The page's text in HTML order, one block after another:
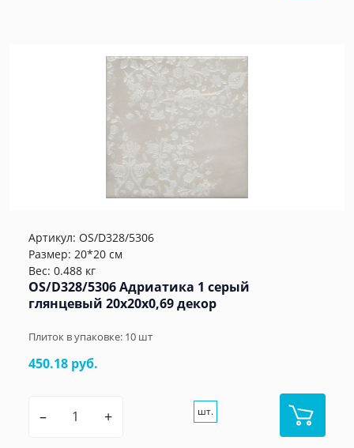
Артикул: OS/D328/5306
Размер: 20*20 см
Вес: 0.488 кг
OS/D328/5306 Адриатика 1 серый
глянцевый 20x20x0,69 декор
Плиток в упаковке: 10 шт
450.18 руб.
– + шт.